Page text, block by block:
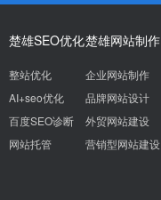
楚雄SEO优化
整站优化
AI+seo优化
百度SEO诊断
网站托管
楚雄网站制作
企业网站制作
品牌网站设计
外贸网站建设
营销型网站建设